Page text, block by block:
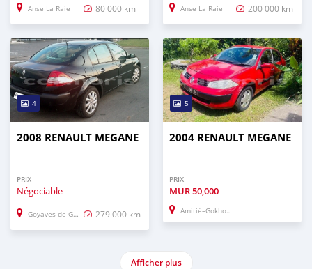
Anse La Raie 80 000 km Anse La Raie 200 000 km
4
2008 RENAULT MEGANE
PRIX
Négociable
Goyaves de Grand Baie–Montagne 279 000 km
5
2004 RENAULT MEGANE
PRIX
MUR50,000
Amitié–Gokhoola
Afficher plus